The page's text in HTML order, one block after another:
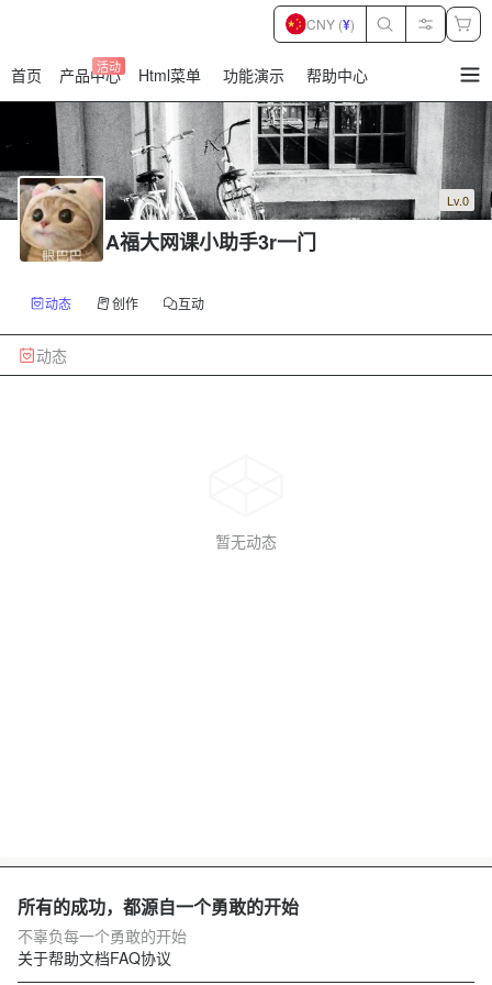
首页 产品中心
活动 Html菜单 功能演示 帮助中心
CNY (¥)
Lv.0
A福大网课小助手3r一门
动态 创作 互动
动态
暂无动态
所有的成功，都源自一个勇敢的开始
不辜负每一个勇敢的开始
关于帮助文档FAQ协议